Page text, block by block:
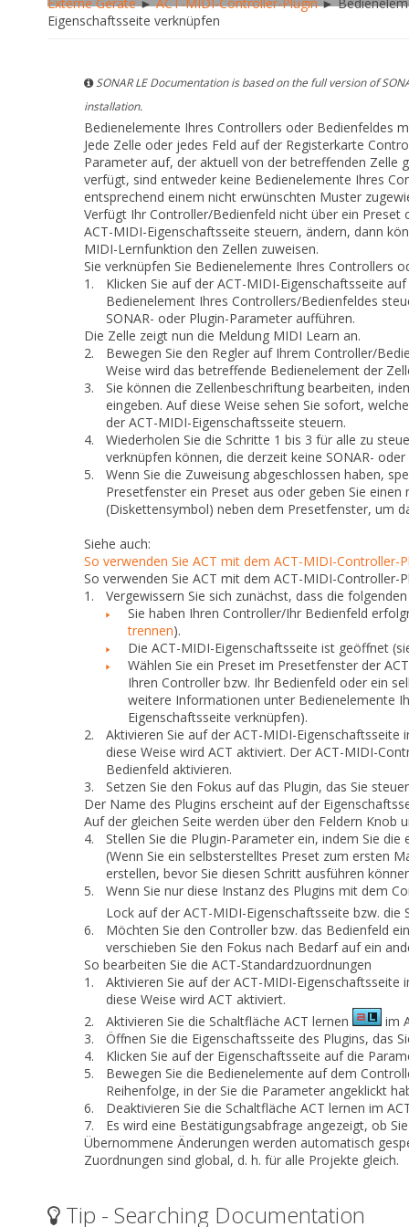
Eigenschaftsseite verknüpfen
SONAR LE Documentation is based on the full version of
installation.
Bedienelemente Ihres Controllers oder Bedienfeldes
Jede Zelle oder jedes Feld auf der Registerkarte
Parameter auf, der aktuell von der betreffenden Zelle
verfügt, sind entweder keine Bedienelemente Ihres
entsprechend einem nicht erwünschten Muster
Verfügt Ihr Controller/Bedienfeld nicht über ein
ACT-MIDI-Eigenschaftsseite steuern, ändern, dann
MIDI-Lernfunktion den Zellen zuweisen.
Sie verknüpfen Sie Bedienelemente Ihres Controllers
1.
Klicken Sie auf der ACT-MIDI-Eigenschaftsseite
Bedienelement Ihres Controllers/Bedienfeldes
SONAR- oder Plugin-Parameter aufführen.
Die Zelle zeigt nun die Meldung MIDI Learn an.
2.
Bewegen Sie den Regler auf Ihrem Controller/
Weise wird das betreffende Bedienelement der
3.
Sie können die Zellenbeschriftung bearbeiten,
eingeben. Auf diese Weise sehen Sie sofort,
der ACT-MIDI-Eigenschaftsseite steuern.
4.
Wiederholen Sie die Schritte 1 bis 3 für alle zu
verknüpfen können, die derzeit keine SONAR-
5.
Wenn Sie die Zuweisung abgeschlossen haben,
Presetfenster ein Preset aus oder geben Sie
(Diskettensymbol) neben dem Presetfenster, um
Siehe auch:
So verwenden Sie ACT mit dem ACT-MIDI-Controller-
So verwenden Sie ACT mit dem ACT-MIDI-Controller-
1.
Vergewissern Sie sich zunächst, dass die
Sie haben Ihren Controller/Ihr Bedienfeld
trennen).
Die ACT-MIDI-Eigenschaftsseite ist geöffnet
Wählen Sie ein Preset im Presetfenster der
Ihren Controller bzw. Ihr Bedienfeld oder ein
weitere Informationen unter Bedienelemente
Eigenschaftsseite verknüpfen).
2.
Aktivieren Sie auf der ACT-MIDI-Eigenschaftsseite
diese Weise wird ACT aktiviert. Der ACT-MIDI-
Bedienfeld aktivieren.
3.
Setzen Sie den Fokus auf das Plugin, das Sie
Der Name des Plugins erscheint auf der
Auf der gleichen Seite werden über den Feldern Knob
4.
Stellen Sie die Plugin-Parameter ein, indem Sie
(Wenn Sie ein selbsterstelltes Preset zum ersten
erstellen, bevor Sie diesen Schritt ausführen
5.
Wenn Sie nur diese Instanz des Plugins mit dem
Lock auf der ACT-MIDI-Eigenschaftsseite bzw. die
6.
Möchten Sie den Controller bzw. das Bedienfeld
verschieben Sie den Fokus nach Bedarf auf ein
So bearbeiten Sie die ACT-Standardzuordnungen
1.
Aktivieren Sie auf der ACT-MIDI-Eigenschaftsseite
diese Weise wird ACT aktiviert.
2.
Aktivieren Sie die Schaltfläche ACT lernen
im
3.
Öffnen Sie die Eigenschaftsseite des Plugins, das
4.
Klicken Sie auf der Eigenschaftsseite auf die
5.
Bewegen Sie die Bedienelemente auf dem
Reihenfolge, in der Sie die Parameter angeklickt
6.
Deaktivieren Sie die Schaltfläche ACT lernen im
7.
Es wird eine Bestätigungsabfrage angezeigt, ob
Übernommene Änderungen werden automatisch
Zuordnungen sind global, d. h. für alle Projekte gleich.
Tip - Searching Documentation